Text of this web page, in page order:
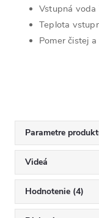
Vstupná
Teplota
Pomer čistej
Parametre
Videá
Hodnotenie (4)